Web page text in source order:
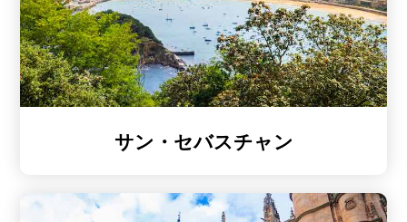
サン・セバスチャン